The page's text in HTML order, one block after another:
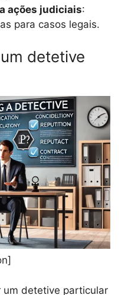
ações judiciais:
para casos legais.
detetive
um detetive particular